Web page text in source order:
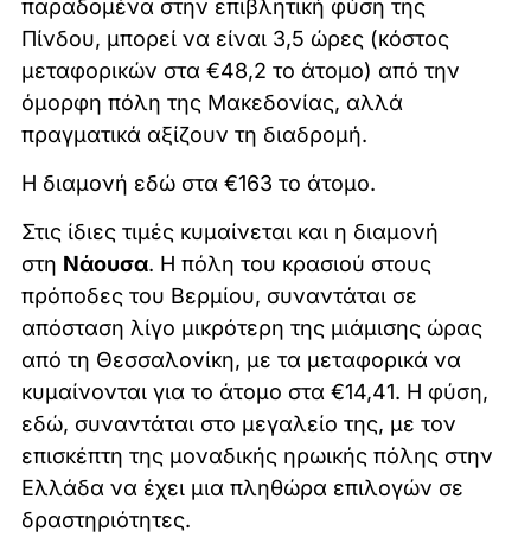
παραδομένα στην επιβλητική φύση της
Πίνδου, μπορεί να είναι 3,5 ώρες (κόστος
μεταφορικών στα €48,2 το άτομο) από την
όμορφη πόλη της Μακεδονίας, αλλά
πραγματικά αξίζουν τη διαδρομή.
Η διαμονή εδώ στα €163 το άτομο.
Στις ίδιες τιμές κυμαίνεται και η διαμονή
στη Νάουσα. Η πόλη του κρασιού στους
πρόποδες του Βερμίου, συναντάται σε
απόσταση λίγο μικρότερη της μιάμισης ώρας
από τη Θεσσαλονίκη, με τα μεταφορικά να
κυμαίνονται για το άτομο στα €14,41. Η φύση,
εδώ, συναντάται στο μεγαλείο της, με τον
επισκέπτη της μοναδικής ηρωικής πόλης στην
Ελλάδα να έχει μια πληθώρα επιλογών σε
δραστηριότητες.